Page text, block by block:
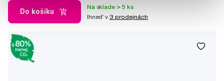
Do košíku
Na sklade > 5 ks
Ihneď v 3 prodejnách